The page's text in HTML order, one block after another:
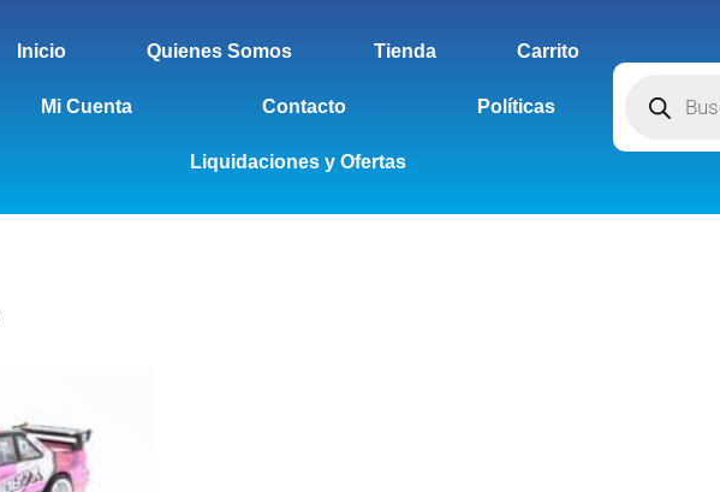
Inicio Quienes Somos Tienda Carrito
Mi Cuenta Contacto Políticas
Liquidaciones y Ofertas